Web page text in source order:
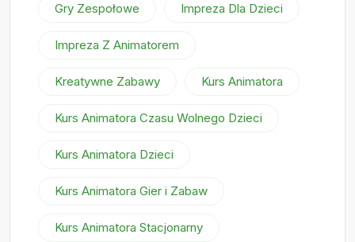
Gry Zespołowe Impreza Dla Dzieci
Impreza Z Animatorem
Kreatywne Zabawy Kurs Animatora
Kurs Animatora Czasu Wolnego Dzieci
Kurs Animatora Dzieci
Kurs Animatora Gier i Zabaw
Kurs Animatora Stacjonarny